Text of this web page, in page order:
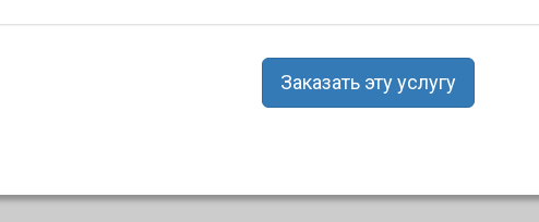
Заказать эту услугу